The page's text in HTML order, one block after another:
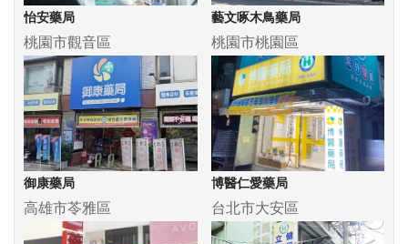
怡安藥局
桃園市觀音區
藝文啄木鳥藥局
桃園市桃園區
御康藥局
高雄市苓雅區
博醫仁愛藥局
台北市大安區